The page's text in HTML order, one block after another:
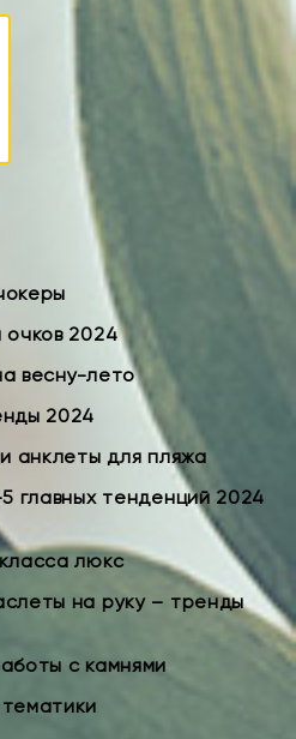
2024
весну-лето
2024
анклеты для пляжа
главных тенденций 2024
люкс
на руку – тренды
с камнями